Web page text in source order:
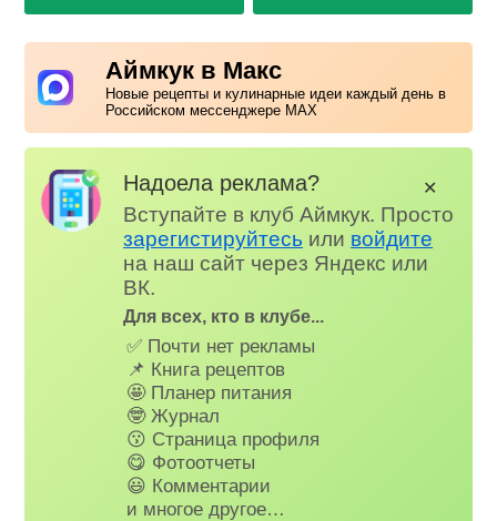
Аймкук в Макс
Новые рецепты и кулинарные идеи каждый день в
Российском мессенджере MAX
Надоела реклама?
Вступайте в клуб Аймкук. Просто
зарегистируйтесь или войдите
на наш сайт через Яндекс или
ВК.
Для всех, кто в клубе...
✅ Почти нет рекламы
📌 Книга рецептов
🤩 Планер питания
🤓 Журнал
😗 Страница профиля
😋 Фотоотчеты
😃 Комментарии
и многое другое…
✕